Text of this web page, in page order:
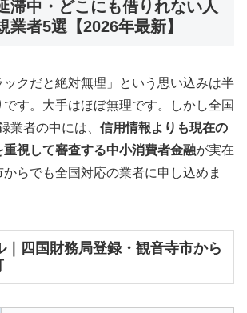
滞中・どこにも借りれない人
業者5選【2026年最新】
ックだと絶対無理」という思い込みは半
す。大手はほぼ無理です。しかし全国
業者の中には、 信用情報よりも現在の
重視して審査する中小消費者金融が実在
からでも全国対応の業者に申し込めま
四国財務局登録・観音寺市から